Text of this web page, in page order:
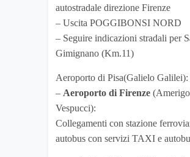
autostradale direzione Firenze
– Uscita POGGIBONSI NORD
– Seguire indicazioni stradali per
Gimignano (Km.11)
Aeroporto di Pisa(Galielo Galilei):
– Aeroporto di Firenze (Amerigo
Vespucci):
Collegamenti con stazione
autobus con servizi TAXI e